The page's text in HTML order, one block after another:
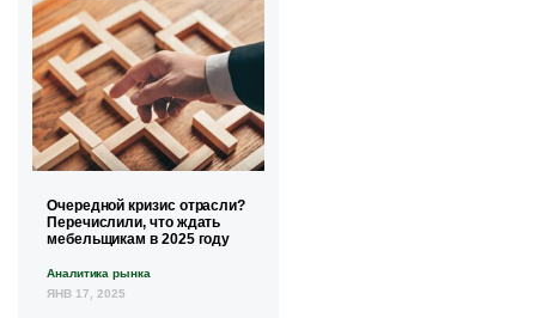
Очередной кризис отрасли?
Перечислили, что ждать
мебельщикам в 2025 году
Аналитика рынка
ЯНВ 17, 2025